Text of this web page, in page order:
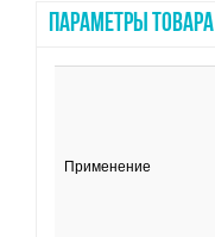
ПАРАМЕТРЫ ТОВАРА
Применение